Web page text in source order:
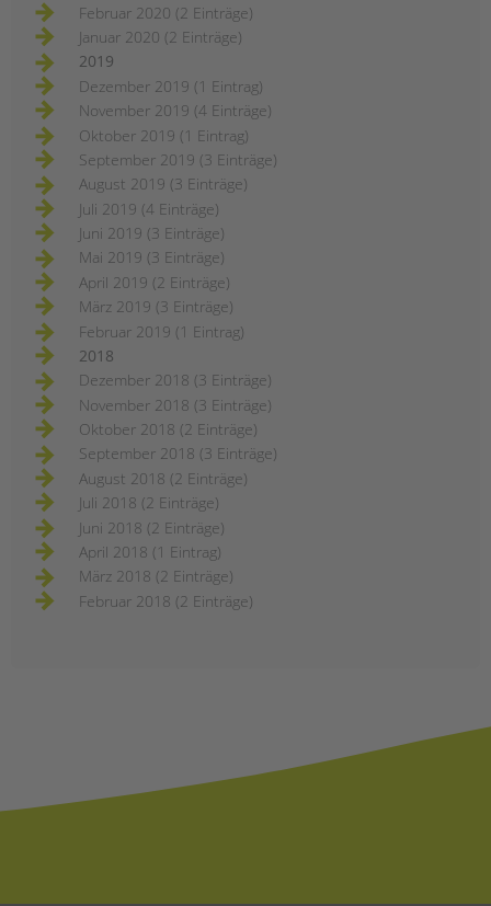
Februar 2020 (2 Einträge)
Januar 2020 (2 Einträge)
2019
Dezember 2019 (1 Eintrag)
November 2019 (4 Einträge)
Oktober 2019 (1 Eintrag)
September 2019 (3 Einträge)
August 2019 (3 Einträge)
Juli 2019 (4 Einträge)
Juni 2019 (3 Einträge)
Mai 2019 (3 Einträge)
April 2019 (2 Einträge)
März 2019 (3 Einträge)
Februar 2019 (1 Eintrag)
2018
Dezember 2018 (3 Einträge)
November 2018 (3 Einträge)
Oktober 2018 (2 Einträge)
September 2018 (3 Einträge)
August 2018 (2 Einträge)
Juli 2018 (2 Einträge)
Juni 2018 (2 Einträge)
April 2018 (1 Eintrag)
März 2018 (2 Einträge)
Februar 2018 (2 Einträge)